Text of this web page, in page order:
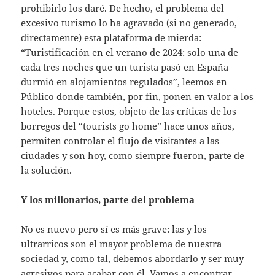
prohibirlo los daré. De hecho, el problema del
excesivo turismo lo ha agravado (si no generado,
directamente) esta plataforma de mierda:
“Turistificación en el verano de 2024: solo una de
cada tres noches que un turista pasó en España
durmió en alojamientos regulados”, leemos en
Público donde también, por fin, ponen en valor a los
hoteles. Porque estos, objeto de las críticas de los
borregos del “tourists go home” hace unos años,
permiten controlar el flujo de visitantes a las
ciudades y son hoy, como siempre fueron, parte de
la solución.
Y los millonarios, parte del problema
No es nuevo pero sí es más grave: las y los
ultrarricos son el mayor problema de nuestra
sociedad y, como tal, debemos abordarlo y ser muy